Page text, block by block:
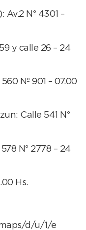
Av.2 Nº 4301 –
y calle 26 – 24
Nº 901 – 07.00
Calle 541 Nº
Nº 2778 – 24
Hs.
d/u/1/e